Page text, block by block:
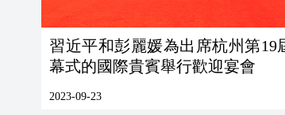
習近平和彭麗媛為出席杭州第19
幕式的國際貴賓舉行歡迎宴會
2023-09-23